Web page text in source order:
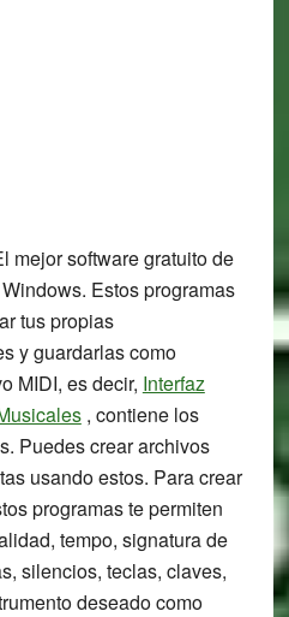
mejor software gratuito de
Estos programas
tus propias
y guardarlas como
MIDI, es decir, Interfaz
, contiene los
Puedes crear archivos
usando estos. Para crear
programas te permiten
tempo, signatura de
silencios, teclas, claves,
deseado como